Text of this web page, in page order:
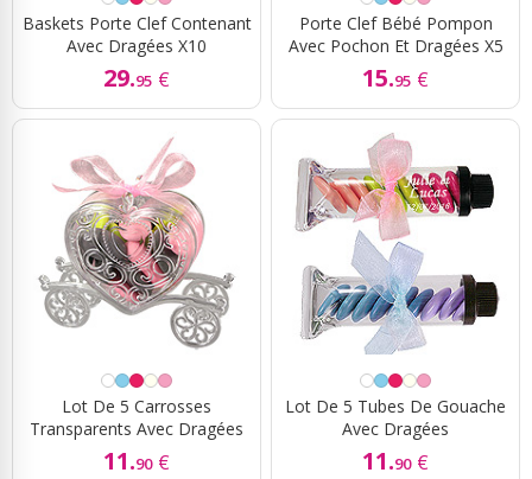
Baskets Porte Clef Contenant
Avec Dragées X10
29.95 €
Porte Clef Bébé Pompon
Avec Pochon Et Dragées X5
15.95 €
Lot De 5 Carrosses
Transparents Avec Dragées
11.90 €
Lot De 5 Tubes De Gouache
Avec Dragées
11.90 €